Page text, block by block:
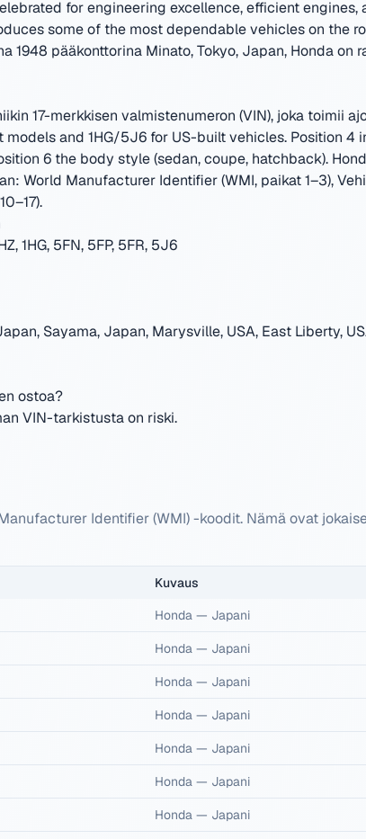
for engineering excellence, efficient
some of the most dependable vehicles on the
1948 pääkonttorina Minato, Tokyo, Japan, Honda on
17-merkkisen valmistenumeron (VIN), joka toimii
and 1HG/5J6 for US-built vehicles. Position
6 the body style (sedan, coupe, hatchback).
World Manufacturer Identifier (WMI, paikat 1–3),
1HG, 5FN, 5FP, 5FR, 5J6
Sayama, Japan, Marysville, USA, East Liberty,
ostoa?
VIN-tarkistusta on riski.
Identifier (WMI) -koodit. Nämä ovat
Kuvaus
Honda — Japani
Honda — Japani
Honda — Japani
Honda — Japani
Honda — Japani
Honda — Japani
Honda — Japani